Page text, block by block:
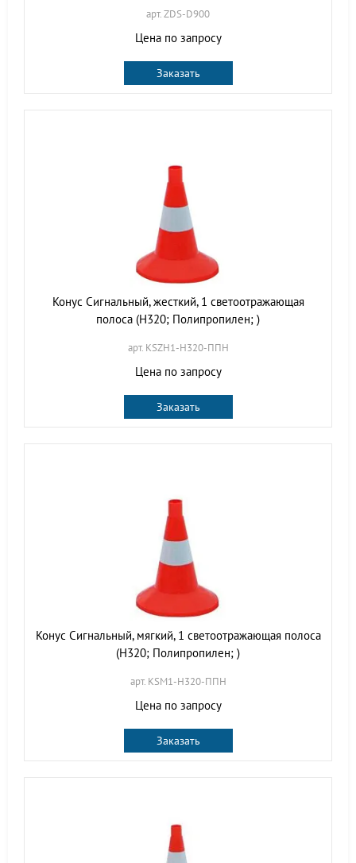
арт. ZDS-D900
Цена по запросу
Заказать
Конус Сигнальный, жесткий, 1 светоотражающая
полоса (H320; Полипропилен; )
арт. KSZH1-H320-ППН
Цена по запросу
Заказать
Конус Сигнальный, мягкий, 1 светоотражающая полоса
(H320; Полипропилен; )
арт. KSM1-H320-ППН
Цена по запросу
Заказать